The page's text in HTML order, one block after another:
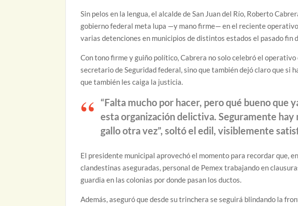
Sin pelos en la lengua, el alcalde de San Juan del Río, Roberto
gobierno federal meta lupa —y mano firme— en el reciente
varias detenciones en municipios de distintos estados el pasado fin
Con tono firme y guiño político, Cabrera no solo celebró el
secretario de Seguridad federal, sino que también dejó claro que si
que también les caiga la justicia.
“Falta mucho por hacer, pero qué bueno que
esta organización delictiva. Seguramente hay
gallo otra vez”, soltó el edil, visiblemente
El presidente municipal aprovechó el momento para recordar que,
clandestinas aseguradas, personal de Pemex trabajando en
guardia en las colonias por donde pasan los ductos.
Además, aseguró que desde su trinchera se seguirá blindando la